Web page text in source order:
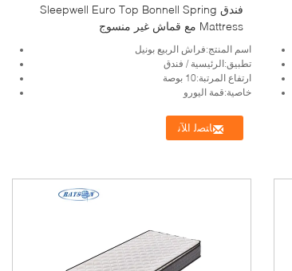
فندق Sleepwell Euro Top Bonnell Spring
Mattress مع قماش غير منسوج
اسم المنتج:فراش الربيع بونيل
تطبيق:الرئيسية / فندق
ارتفاع المرتبة:10 بوصة
خاصية:قمة اليورو
ﺎﺘﺼﻟ ﺍﻶﻧ